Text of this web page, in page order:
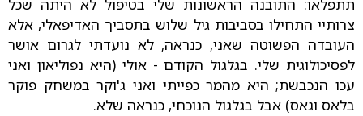
תתפלאו: התובנה הראשונות שלי בטיפול לא היתה שכל
צרותיי התחילו בסביבות גיל שלוש בתסביך האדיפאלי, אלא
העובדה הפשוטה שאני, כנראה, לא נועדתי לגרום אושר
לפסיכולוגית שלי. בגלגול הקודם - אולי (היא נפוליאון ואני
עכו הנכבשת; היא מהמר כפייתי ואני ג'וקר במשחק פוקר
בלאס וגאס) אבל בגלגול הנוכחי, כנראה שלא.